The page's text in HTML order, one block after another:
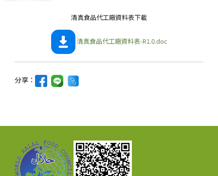
清真食品代工廠資料表下載
清真食品代工廠資料表-R1.0.doc
分享：